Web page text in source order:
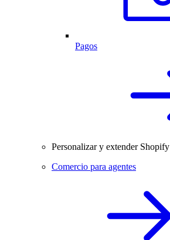
Pagos
Personalizar y extender Shopify
Comercio para agentes